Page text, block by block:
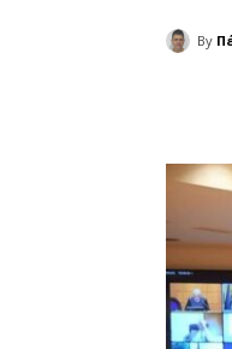
By